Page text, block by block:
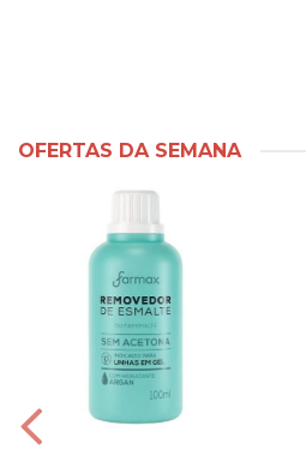
OFERTAS DA SEMANA